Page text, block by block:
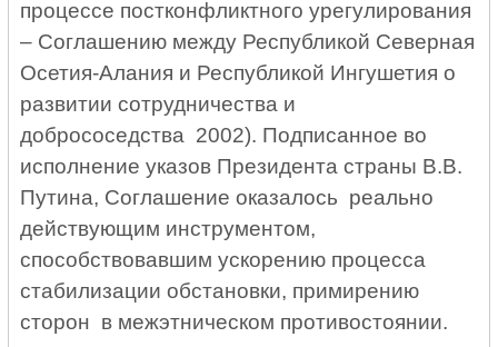
процессе постконфликтного урегулирования
– Соглашению между Республикой Северная
Осетия-Алания и Республикой Ингушетия о
развитии сотрудничества и
добрососедства 2002). Подписанное во
исполнение указов Президента страны В.В.
Путина, Соглашение оказалось реально
действующим инструментом,
способствовавшим ускорению процесса
стабилизации обстановки, примирению
сторон в межэтническом противостоянии.